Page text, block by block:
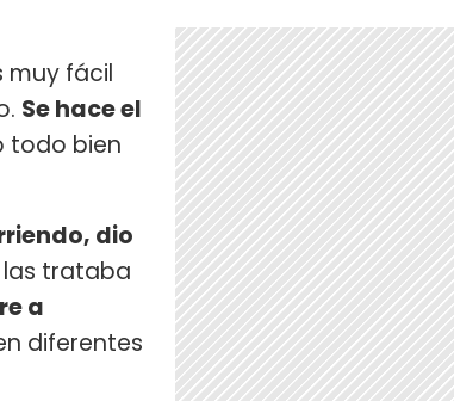
muy fácil
Se hace el
todo bien
dio
las trataba
a
diferentes